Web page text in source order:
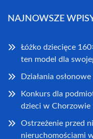
NAJNOWSZE
Łóżko dziecięce
ten model dla
Działania
Konkurs dla
dzieci w Chorzowie
Ostrzeżenie przed
nieruchomościami